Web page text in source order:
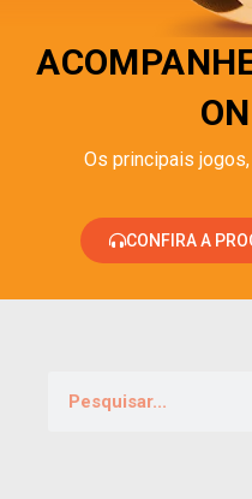
Os principais
CONFIRA A